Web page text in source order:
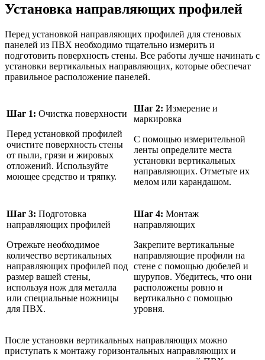
Установка направляющих профилей
Перед установкой направляющих профилей для стеновых
панелей из ПВХ необходимо тщательно измерить и
подготовить поверхность стены. Все работы лучше начинать с
установки вертикальных направляющих, которые обеспечат
правильное расположение панелей.
Шаг 1: Очистка поверхности
Перед установкой профилей
очистите поверхность стены
от пыли, грязи и жировых
отложений. Используйте
моющее средство и тряпку.
Шаг 2: Измерение и
маркировка
С помощью измерительной
ленты определите места
установки вертикальных
направляющих. Отметьте их
мелом или карандашом.
Шаг 3: Подготовка
направляющих профилей
Отрежьте необходимое
количество вертикальных
направляющих профилей под
размер вашей стены,
используя нож для металла
или специальные ножницы
для ПВХ.
Шаг 4: Монтаж
направляющих
Закрепите вертикальные
направляющие профили на
стене с помощью дюбелей и
шурупов. Убедитесь, что они
расположены ровно и
вертикально с помощью
уровня.
После установки вертикальных направляющих можно
приступать к монтажу горизонтальных направляющих и